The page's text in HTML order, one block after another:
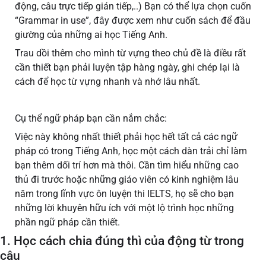
động, câu trực tiếp gián tiếp,..) Bạn có thể lựa chọn cuốn
“Grammar in use”, đây được xem như cuốn sách để đầu
giường của những ai học Tiếng Anh.
Trau dồi thêm cho mình từ vựng theo chủ đề là điều rất
cần thiết bạn phải luyện tập hàng ngày, ghi chép lại là
cách để học từ vựng nhanh và nhớ lâu nhất.
Cụ thể ngữ pháp bạn cần nắm chắc:
Việc này không nhất thiết phải học hết tất cả các ngữ
pháp có trong Tiếng Anh, học một cách dàn trải chỉ làm
bạn thêm dối trí hơn mà thôi. Cần tìm hiểu những cao
thủ đi trước hoặc những giáo viên có kinh nghiệm lâu
năm trong lĩnh vực ôn luyện thi IELTS, họ sẽ cho bạn
những lời khuyên hữu ích với một lộ trình học những
phần ngữ pháp cần thiết.
1. Học cách chia đúng thì của động từ trong
câu